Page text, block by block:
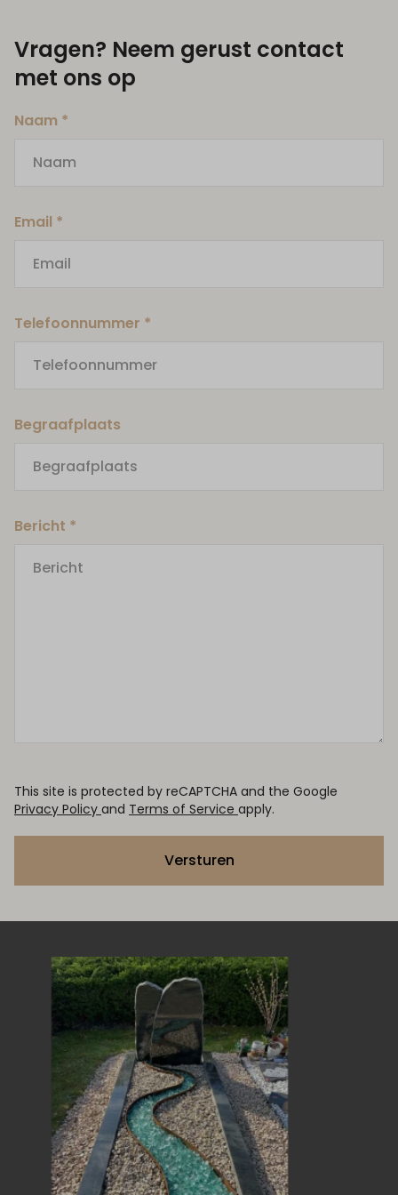
Vragen? Neem gerust contact
met ons op
Naam *
Email *
Telefoonnummer *
Begraafplaats
Bericht *
This site is protected by reCAPTCHA and the Google
Privacy Policy and Terms of Service apply.
Versturen